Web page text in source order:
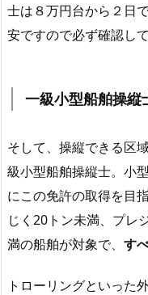
士は８万円台から２日
安ですので必ず確認して
一級小型船舶操縦
そして、操縦できる区
級小型船舶操縦士。小
にこの免許の取得を目
じく20トン未満、プレ
満の船舶が対象で、 す
トローリングといった